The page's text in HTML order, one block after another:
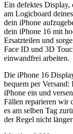
Ein defektes Display,
am Logicboard deines
dein iPhone
dein iPhone 16 mit
Ersatzteilen und
Face ID und 3D
einwandfrei arbeiten.
Die iPhone 16
bequem per
iPhone ein und
Fällen reparieren wir
es am selben Tag
der Regel nicht